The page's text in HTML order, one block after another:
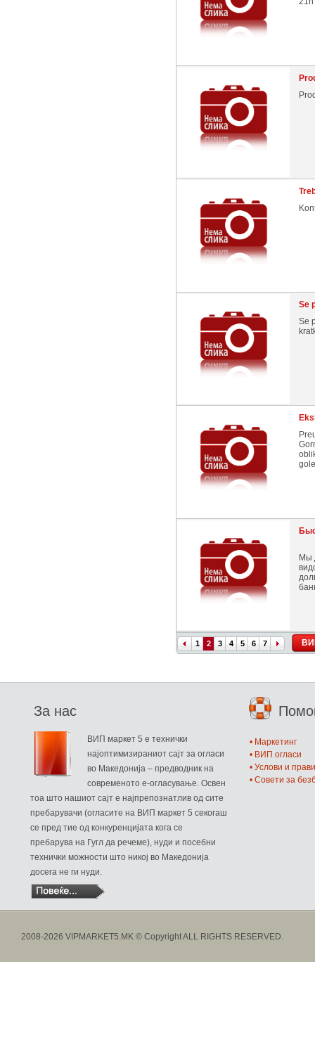
Se
Se
Мы
1 2 3 4 5 6 7
За нас
ВИП маркет 5 е технички
најоптимизираниот сајт за огласи
во Македонија – предводник на
современото е-огласување. Освен
тоа што нашиот сајт е најпрепознатлив од сите
пребарувачи (огласите на ВИП маркет 5 секогаш
се пред тие од конкуренцијата кога се
пребарува на Гугл да речеме), нуди и посебни
технички можности што никој во Македонија
досега не ги нуди.
• Маркетинг
• ВИП огласи
• Услови и
• Совети за
2008-2026 VIPMARKET5.MK © Copyright ALL RIGHTS RESERVED.